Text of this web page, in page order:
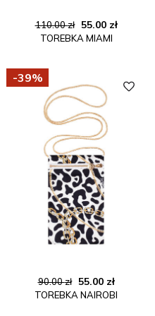
110.00zł
Pierwotna
cena
55.00 zł
TOREBKA MIAMI
-39%
90.00zł
Pierwotna
cena
55.00 zł
cena
TOREBKA NAIROBI